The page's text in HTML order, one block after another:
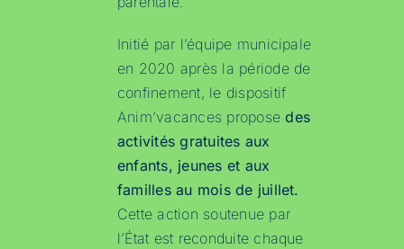
Initié par l’équipe municipale
en 2020 après la période de
confinement, le dispositif
Anim’vacances proposedes
activités gratuites aux
enfants, jeunes et aux
familles au mois de juillet.
Cette action soutenue par
l’État est reconduite chaque